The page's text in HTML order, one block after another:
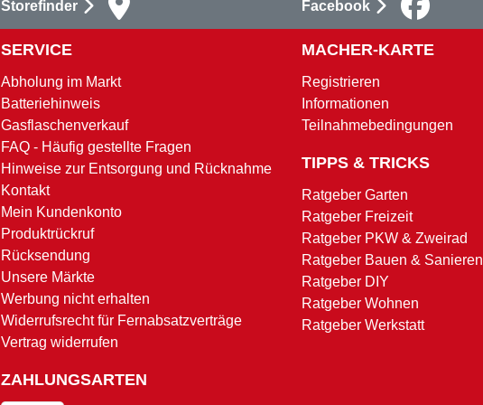
Storefinder Facebook
SERVICE
Abholung im Markt
Batteriehinweis
Gasflaschenverkauf
FAQ - Häufig gestellte Fragen
Hinweise zur Entsorgung und Rücknahme
Kontakt
Mein Kundenkonto
Produktrückruf
Rücksendung
Unsere Märkte
Werbung nicht erhalten
Widerrufsrecht für Fernabsatzverträge
Vertrag widerrufen
ZAHLUNGSARTEN
MACHER-KARTE
Registrieren
Informationen
Teilnahmebedingungen
TIPPS & TRICKS
Ratgeber Garten
Ratgeber Freizeit
Ratgeber PKW & Zweirad
Ratgeber Bauen & Sanieren
Ratgeber DIY
Ratgeber Wohnen
Ratgeber Werkstatt